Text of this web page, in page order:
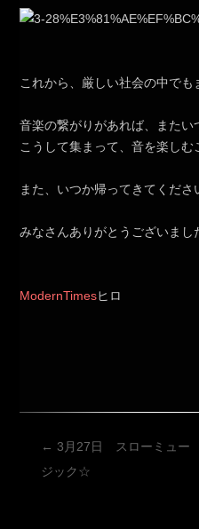
これから、厳しい社会の中でも
音楽の繋がりがあれば、またい
こうして集まって、音を楽しむ
また、いつか帰ってきてくださ
みなさんありがとうございまし
ModernTimesヒロ
投
稿
← 3月27日 スローミュー
ジック☆